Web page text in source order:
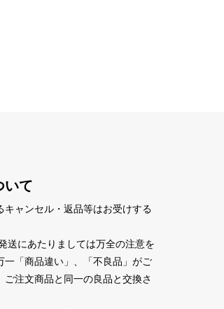
いて
キャンセル・返品等はお受けする
送にあたりましては万全の注意を
一「商品違い」、「不良品」がご
ご注文商品と同一の良品と交換さ